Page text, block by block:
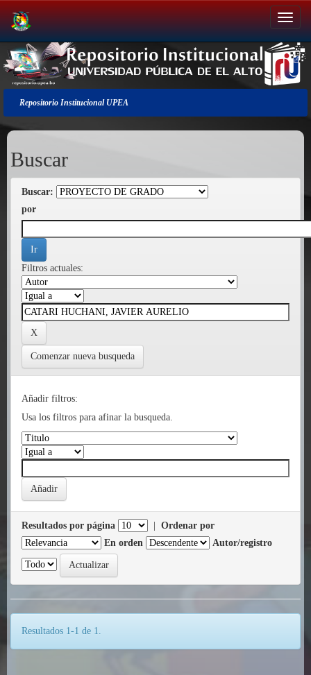
Salir
de
la
navegación
Repositorio Institucional UPEA
Buscar
Buscar:
por
Filtros actuales:
Comenzar nueva busqueda
Añadir filtros:
Usa los filtros para afinar la busqueda.
Resultados por página
Ordenar por
En orden
Autor/registro
Resultados 1-1 de 1.